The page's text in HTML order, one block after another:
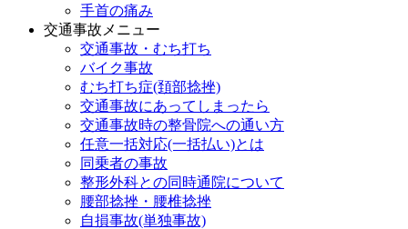
手首の痛み
交通事故メニュー
交通事故・むち打ち
バイク事故
むち打ち症(頚部捻挫)
交通事故にあってしまったら
交通事故時の整骨院への通い方
任意一括対応(一括払い)とは
同乗者の事故
整形外科との同時通院について
腰部捻挫・腰椎捻挫
自損事故(単独事故)